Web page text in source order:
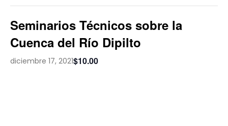
Seminarios Técnicos sobre la
Cuenca del Río Dipilto
diciembre 17, 2021$10.00